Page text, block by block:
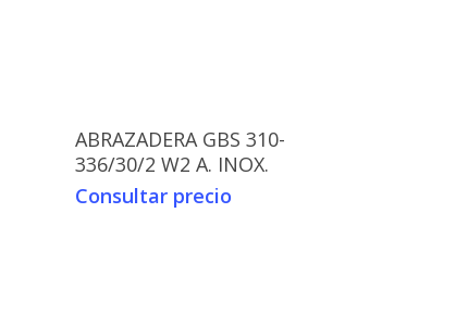
ABRAZADERA GBS 310-
336/30/2 W2 A. INOX.
Consultar precio